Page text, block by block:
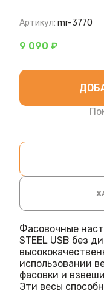
Артикул: mr-3770
9 090 ₽
Фасовочные
STEEL USB без
использовании
фасовки и
Эти весы